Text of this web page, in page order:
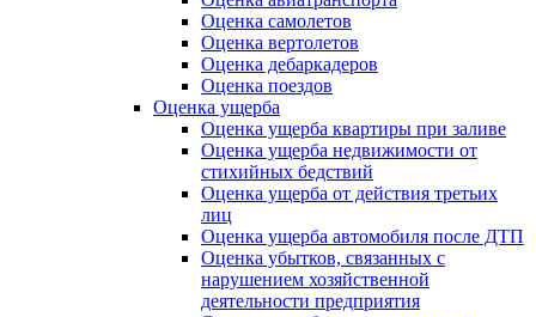
Оценка самолетов
Оценка вертолетов
Оценка дебаркадеров
Оценка поездов
Оценка ущерба
Оценка ущерба квартиры при заливе
Оценка ущерба недвижимости от
стихийных бедствий
Оценка ущерба от действия третьих
лиц
Оценка ущерба автомобиля после ДТП
Оценка убытков, связанных с
нарушением хозяйственной
деятельности предприятия